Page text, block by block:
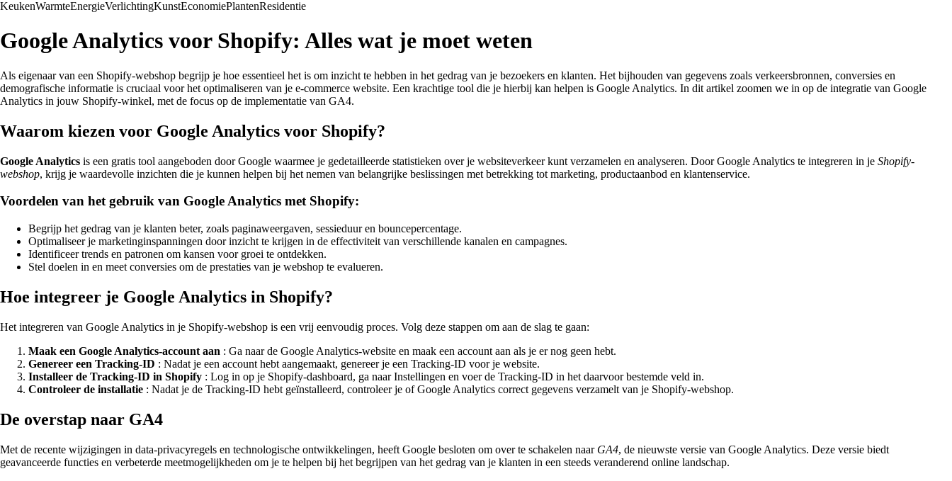
KeukenWarmteEnergieVerlichtingKunstEconomiePlantenResidentie
Google Analytics voor Shopify: Alles wat je moet weten
Als eigenaar van een Shopify-webshop begrijp je hoe essentieel het is om inzicht te hebben in het gedrag van je bezoekers en klanten. Het bijhouden van gegevens zoals verkeersbronnen, conversies en
demografische informatie is cruciaal voor het optimaliseren van je e-commerce website. Een krachtige tool die je hierbij kan helpen is Google Analytics. In dit artikel zoomen we in op de integratie van Google
Analytics in jouw Shopify-winkel, met de focus op de implementatie van GA4.
Waarom kiezen voor Google Analytics voor Shopify?
Google Analytics is een gratis tool aangeboden door Google waarmee je gedetailleerde statistieken over je websiteverkeer kunt verzamelen en analyseren. Door Google Analytics te integreren in je Shopify-
webshop, krijg je waardevolle inzichten die je kunnen helpen bij het nemen van belangrijke beslissingen met betrekking tot marketing, productaanbod en klantenservice.
Voordelen van het gebruik van Google Analytics met Shopify:
Begrijp het gedrag van je klanten beter, zoals paginaweergaven, sessieduur en bouncepercentage.
Optimaliseer je marketinginspanningen door inzicht te krijgen in de effectiviteit van verschillende kanalen en campagnes.
Identificeer trends en patronen om kansen voor groei te ontdekken.
Stel doelen in en meet conversies om de prestaties van je webshop te evalueren.
Hoe integreer je Google Analytics in Shopify?
Het integreren van Google Analytics in je Shopify-webshop is een vrij eenvoudig proces. Volg deze stappen om aan de slag te gaan:
Maak een Google Analytics-account aan : Ga naar de Google Analytics-website en maak een account aan als je er nog geen hebt.
Genereer een Tracking-ID : Nadat je een account hebt aangemaakt, genereer je een Tracking-ID voor je website.
Installeer de Tracking-ID in Shopify : Log in op je Shopify-dashboard, ga naar Instellingen en voer de Tracking-ID in het daarvoor bestemde veld in.
Controleer de installatie : Nadat je de Tracking-ID hebt geïnstalleerd, controleer je of Google Analytics correct gegevens verzamelt van je Shopify-webshop.
De overstap naar GA4
Met de recente wijzigingen in data-privacyregels en technologische ontwikkelingen, heeft Google besloten om over te schakelen naar GA4, de nieuwste versie van Google Analytics. Deze versie biedt
geavanceerde functies en verbeterde meetmogelijkheden om je te helpen bij het begrijpen van het gedrag van je klanten in een steeds veranderend online landschap.